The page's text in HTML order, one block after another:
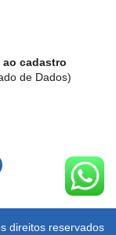
cadastro
de Dados)
direitos reservados